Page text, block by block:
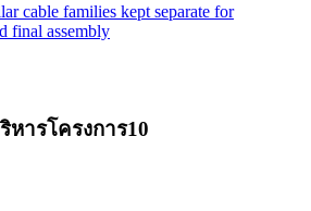
cable families kept separate for
final assembly
หารโครงการ10